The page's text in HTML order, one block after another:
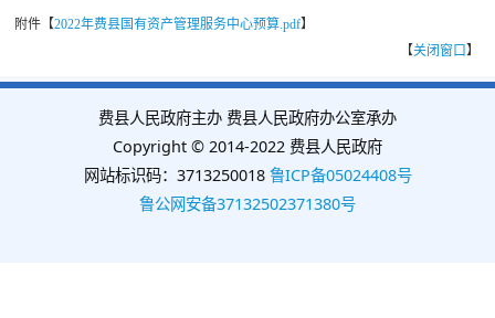
附件【2022年费县国有资产管理服务中心预算.pdf】
【关闭窗口】
费县人民政府主办 费县人民政府办公室承办
Copyright © 2014-2022 费县人民政府
网站标识码：3713250018 鲁ICP备05024408号
鲁公网安备37132502371380号